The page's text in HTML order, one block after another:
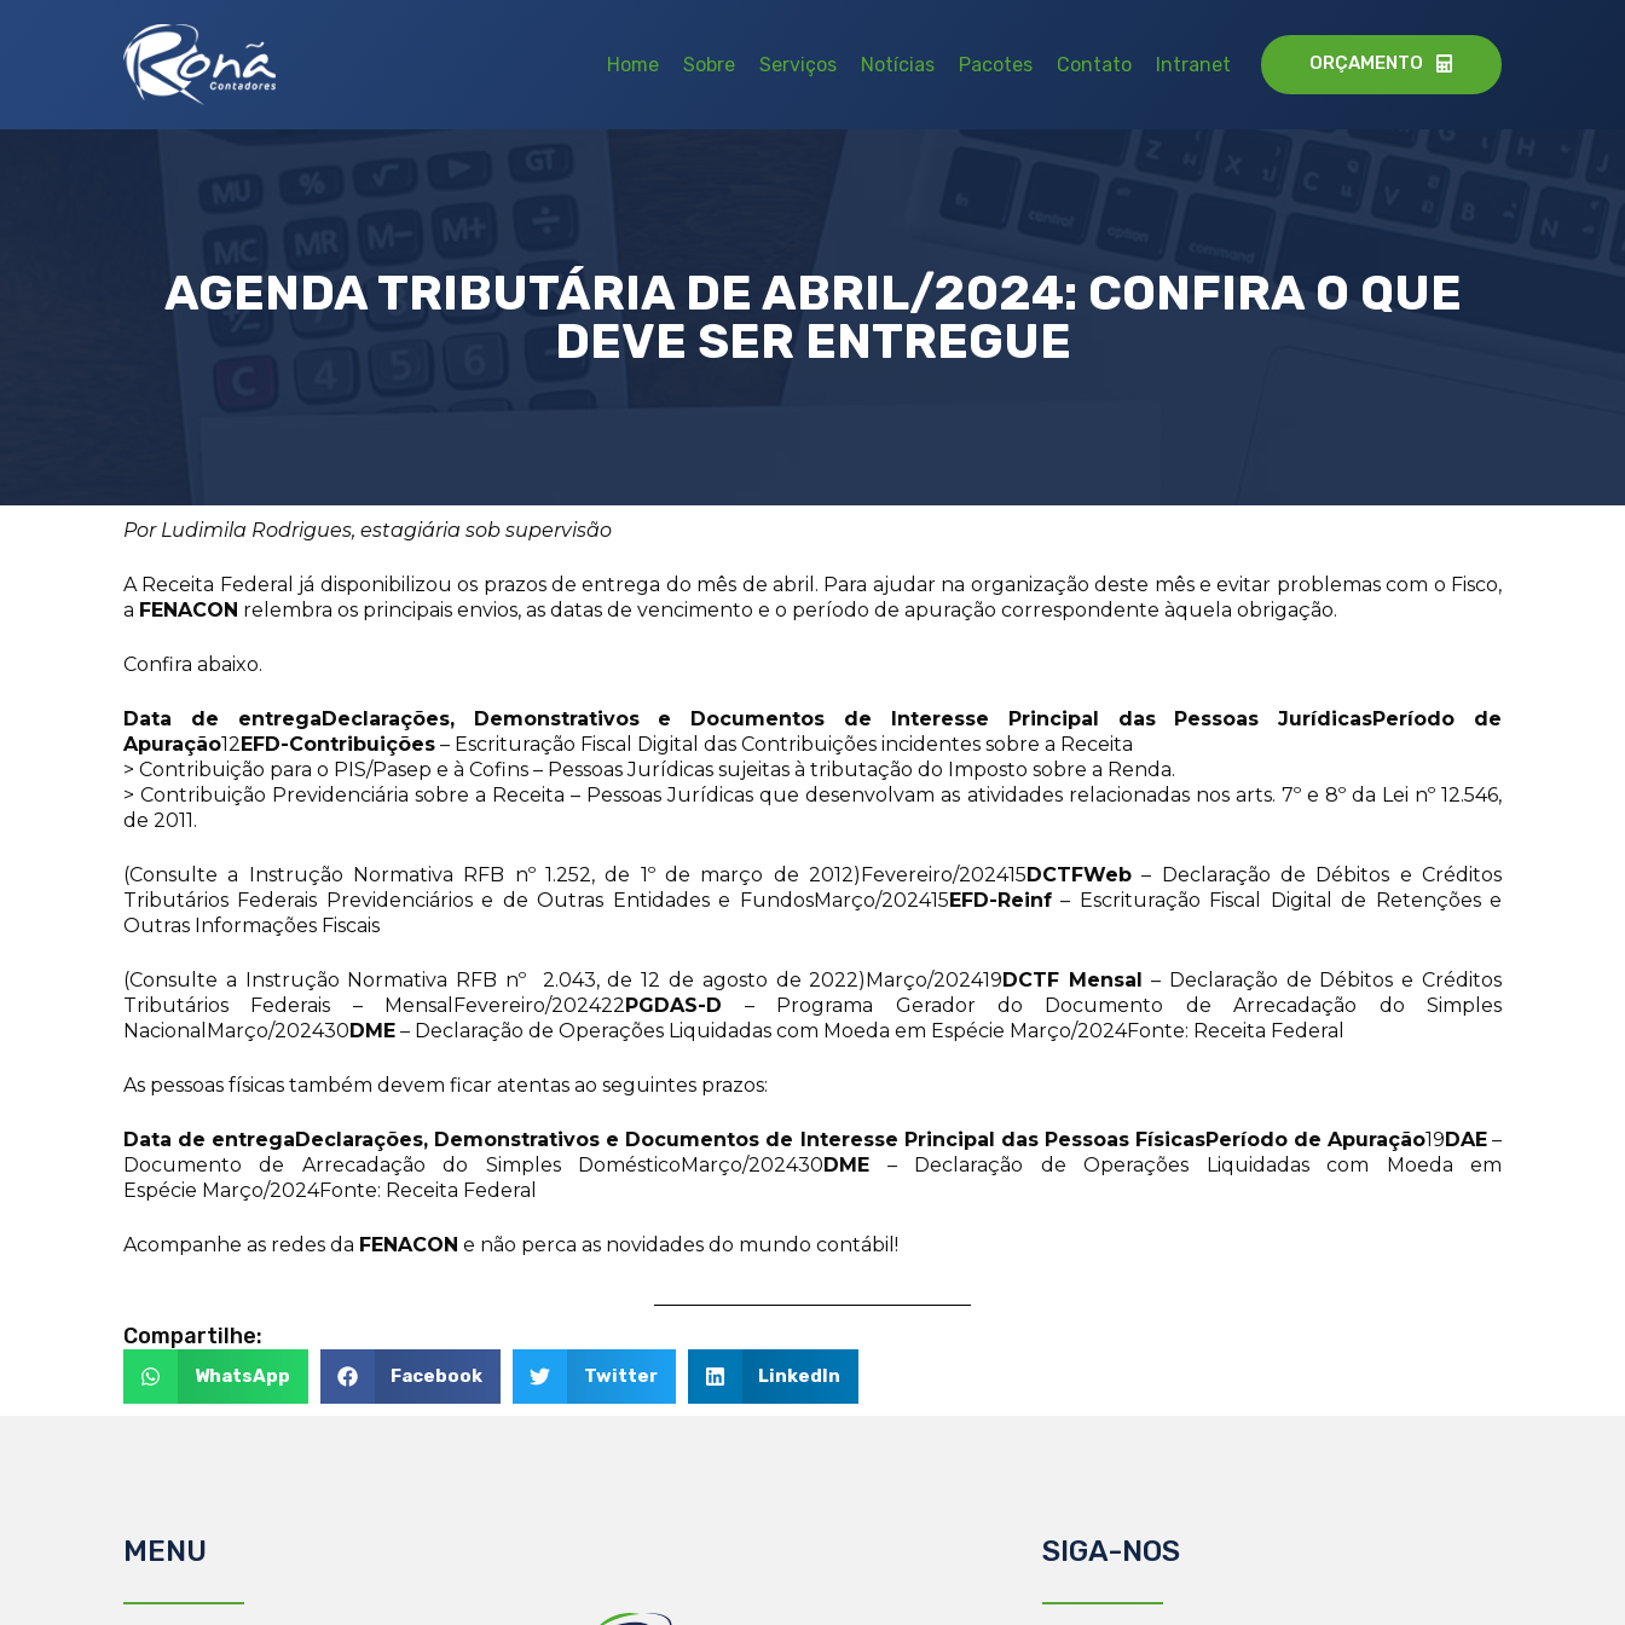
Home Sobre Serviços Notícias Pacotes Contato Intranet ORÇAMENTO
AGENDA TRIBUTÁRIA DE ABRIL/2024: CONFIRA O QUE
DEVE SER ENTREGUE
Por Ludimila Rodrigues, estagiária sob supervisão
A Receita Federal já disponibilizou os prazos de entrega do mês de abril. Para ajudar na organização deste mês e evitar problemas com o Fisco,
a FENACON relembra os principais envios, as datas de vencimento e o período de apuração correspondente àquela obrigação.
Confira abaixo.
Data de entrega Declarações, Demonstrativos e Documentos de Interesse Principal das Pessoas JurídicasPeríodo de
Apuração12 EFD-Contribuições – Escrituração Fiscal Digital das Contribuições incidentes sobre a Receita
> Contribuição para o PIS/Pasep e à Cofins – Pessoas Jurídicas sujeitas à tributação do Imposto sobre a Renda.
> Contribuição Previdenciária sobre a Receita – Pessoas Jurídicas que desenvolvam as atividades relacionadas nos arts. 7º e 8º da Lei nº 12.546,
de 2011.
(Consulte a Instrução Normativa RFB nº 1.252, de 1º de março de 2012)Fevereiro/202415 DCTFWeb – Declaração de Débitos e Créditos
Tributários Federais Previdenciários e de Outras Entidades e FundosMarço/202415 EFD-Reinf– Escrituração Fiscal Digital de Retenções e
Outras Informações Fiscais
(Consulte a Instrução Normativa RFB nº 2.043, de 12 de agosto de 2022)Março/202419 DCTF Mensal
– Declaração de Débitos e Créditos
Tributários Federais – MensalFevereiro/202422 PGDAS-D – Programa Gerador do Documento de Arrecadação do Simples
NacionalMarço/202430 DME – Declaração de Operações Liquidadas com Moeda em Espécie Março/2024Fonte: Receita Federal
As pessoas físicas também devem ficar atentas ao seguintes prazos:
Data de entrega Declarações, Demonstrativos e Documentos de Interesse Principal das Pessoas FísicasPeríodo de Apuração19 DAE–
Documento de Arrecadação do Simples DomésticoMarço/202430 DME – Declaração de Operações Liquidadas com Moeda em
Espécie Março/2024Fonte: Receita Federal
Acompanhe as redes da FENACON e não perca as novidades do mundo contábil!
Compartilhe:
WhatsApp Facebook Twitter LinkedIn
MENU SIGA-NOS